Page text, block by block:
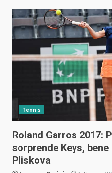
Tennis
Roland Garros 2017:
sorprende Keys, bene
Pliskova